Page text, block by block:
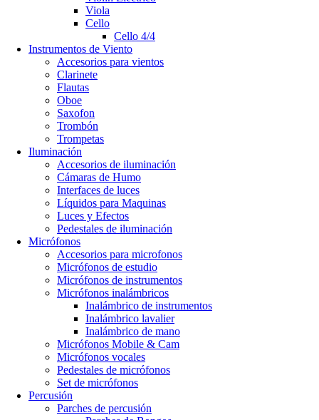
Viola
Cello
Cello 4/4
Instrumentos de Viento
Accesorios para vientos
Clarinete
Flautas
Oboe
Saxofon
Trombón
Trompetas
Iluminación
Accesorios de iluminación
Cámaras de Humo
Interfaces de luces
Líquidos para Maquinas
Luces y Efectos
Pedestales de iluminación
Micrófonos
Accesorios para microfonos
Micrófonos de estudio
Micrófonos de instrumentos
Micrófonos inalámbricos
Inalámbrico de instrumentos
Inalámbrico lavalier
Inalámbrico de mano
Micrófonos Mobile & Cam
Micrófonos vocales
Pedestales de micrófonos
Set de micrófonos
Percusión
Parches de percusión